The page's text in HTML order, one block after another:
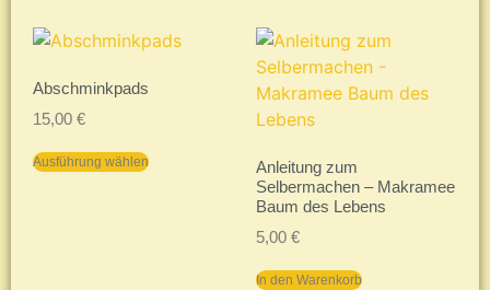
Abschminkpads
15,00 €
Ausführung wählen
Anleitung zum
Selbermachen – Makramee
Baum des Lebens
5,00 €
In den Warenkorb